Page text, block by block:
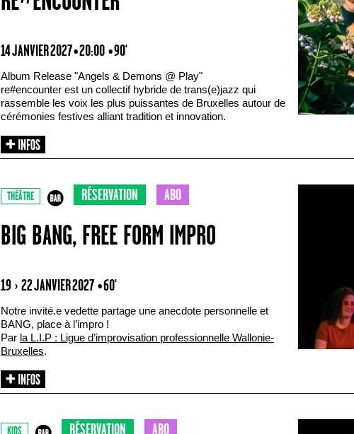
14 JANVIER 2027 • 20:00 • 90'
Album Release "Angels & Demons @ Play"
re#encounter est un collectif hybride de trans(e)jazz qui
rassemble les voix les plus puissantes de Bruxelles autour de
cérémonies festives alliant tradition et innovation.
THÉÂTRE RÉSERVATION ABO
BIG BANG, FREE FORM IMPRO
19 › 22 JANVIER 2027 • 60'
Notre invité.e vedette partage une anecdote personnelle et
BANG, place à l’impro !
Par la L.I.P : Ligue d’improvisation professionnelle Wallonie-
Bruxelles.
KIDS RÉSERVATION ABO